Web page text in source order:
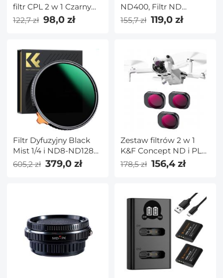
filtr CPL 2 w 1 Czarny
dyfuzyjny filtr
powłokami Seria
Nano-Klear
122,7 zł 98,0 zł
ND400, Filtr ND
Zmienny Neutralna
155,7 zł 119,0 zł
Filtr Dyfuzyjny Black
Mist 1/4 i ND8-ND128
(3-7 Stopni) 62mm,
Brak Krzyżyka X na
Nano-X
605,2 zł 379,0 zł
Zestaw filtrów 2 w 1
K&F Concept ND i PL
do DJI Mini 4 Pro 3
Pack (ND8 i PL+ND16 i
178,5 zł 156,4 zł